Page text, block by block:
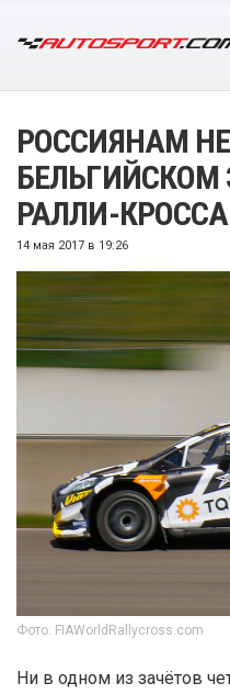
РОССИЯНАМ
БЕЛЬГИЙСКОМ
РАЛЛИ-КРОССА
14 мая 2017 в 19:26
Фото: FIAWorldRallycross.com
Ни в одном из зачётов